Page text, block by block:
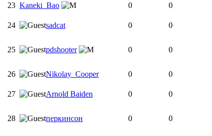
23 Kaneki_Bao 0 0
24 sadcat 0 0
25 pdshooter 0 0
26 Nikolay_Cooper 0 0
27 Arnold Baiden 0 0
28 перкинсон 0 0